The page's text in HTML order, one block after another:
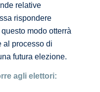
relative
rispondere
modo otterrà
al processo di
futura elezione.
agli elettori: